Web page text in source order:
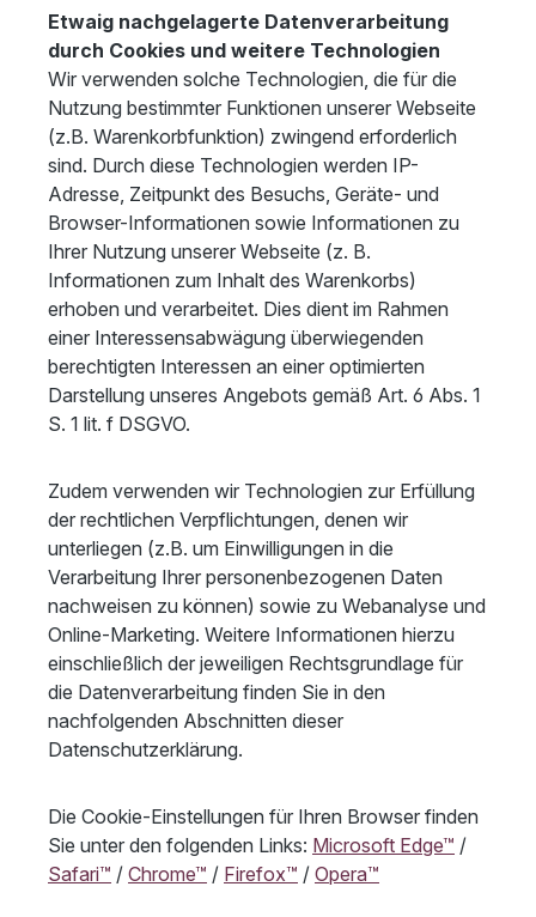
Etwaig nachgelagerte Datenverarbeitung
durch Cookies und weitere Technologien
Wir verwenden solche Technologien, die für die
Nutzung bestimmter Funktionen unserer Webseite
(z.B. Warenkorbfunktion) zwingend erforderlich
sind. Durch diese Technologien werden IP-
Adresse, Zeitpunkt des Besuchs, Geräte- und
Browser-Informationen sowie Informationen zu
Ihrer Nutzung unserer Webseite (z. B.
Informationen zum Inhalt des Warenkorbs)
erhoben und verarbeitet. Dies dient im Rahmen
einer Interessensabwägung überwiegenden
berechtigten Interessen an einer optimierten
Darstellung unseres Angebots gemäß Art. 6 Abs. 1
S. 1 lit. f DSGVO.
Zudem verwenden wir Technologien zur Erfüllung
der rechtlichen Verpflichtungen, denen wir
unterliegen (z.B. um Einwilligungen in die
Verarbeitung Ihrer personenbezogenen Daten
nachweisen zu können) sowie zu Webanalyse und
Online-Marketing. Weitere Informationen hierzu
einschließlich der jeweiligen Rechtsgrundlage für
die Datenverarbeitung finden Sie in den
nachfolgenden Abschnitten dieser
Datenschutzerklärung.
Die Cookie-Einstellungen für Ihren Browser finden
Sie unter den folgenden Links: Microsoft Edge™ /
Safari™ / Chrome™ / Firefox™ / Opera™